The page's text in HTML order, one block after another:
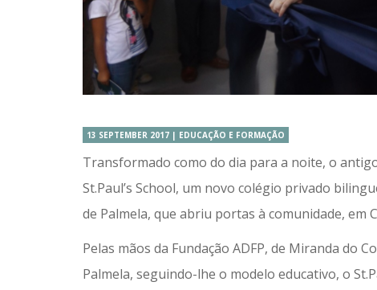
13 SEPTEMBER 2017 | EDUCAÇÃO E FORMAÇÃO
Transformado como do dia para a noite, o
St.Paul’s School, um novo colégio privado
de Palmela, que abriu portas à comunidade, em
Pelas mãos da Fundação ADFP, de Miranda do
Palmela, seguindo-lhe o modelo educativo, o